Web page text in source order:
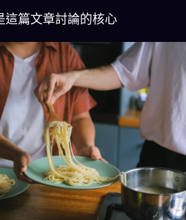
這篇文章討論的核心